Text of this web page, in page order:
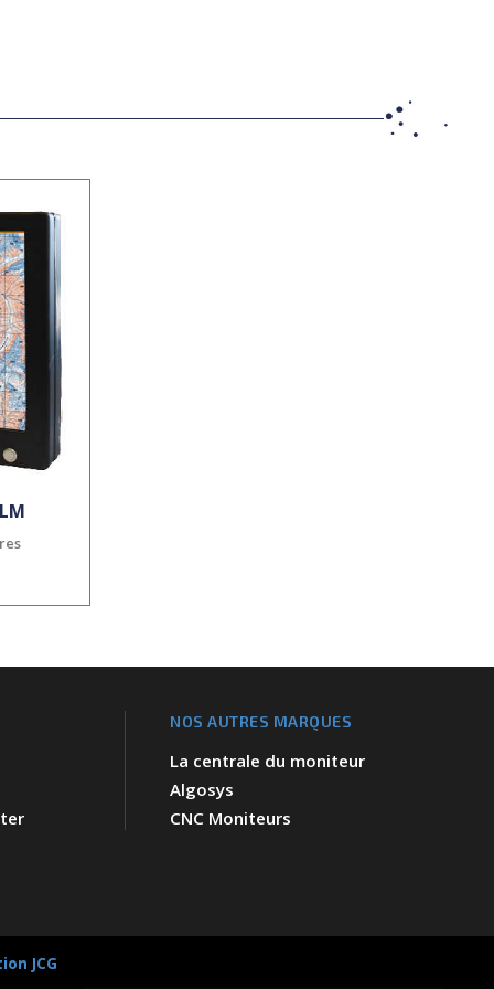
NOS AUTRES MARQUES
La centrale du moniteur
Algosys
CNC Moniteurs
JCG